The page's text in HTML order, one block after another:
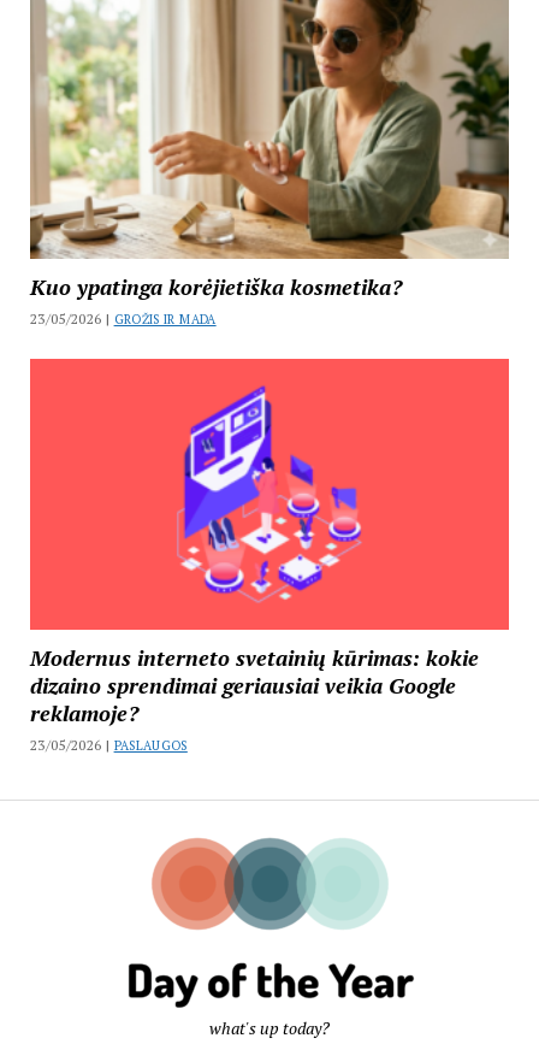
Kuo ypatinga korėjietiška kosmetika?
23/05/2026 | GROŽIS IR MADA
Modernus interneto svetainių kūrimas: kokie
dizaino sprendimai geriausiai veikia Google
reklamoje?
23/05/2026 | PASLAUGOS
what's up today?